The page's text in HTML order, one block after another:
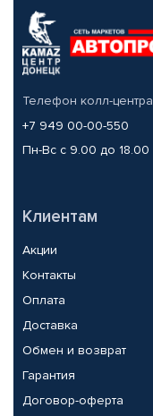
Телефон колл-центра
+7 949 00-00-550
Пн-Вс с 9.00 до 18.00
Клиентам
Акции
Контакты
Оплата
Доставка
Обмен и возврат
Гарантия
Договор-оферта